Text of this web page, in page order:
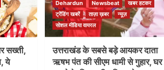
सख्ती,
ये
Dehardun Newsbeat
खबर हटकर
ट्रेंडिंग खबरें
ताज़ा ख़बर
न्यूज़
सोशल मीडिया वायरल
उत्तराखंड के सबसे बड़े आयकर दाता
ऋषभ पंत की सीएम धामी से गुहार, घर